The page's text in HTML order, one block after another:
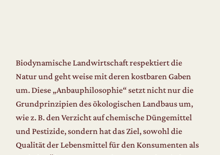
Biodynamische Landwirtschaft respektiert die
Natur und geht weise mit deren kostbaren Gaben
um. Diese „Anbauphilosophie“ setzt nicht nur die
Grundprinzipien des ökologischen Landbaus um,
wie z. B. den Verzicht auf chemische Düngemittel
und Pestizide, sondern hat das Ziel, sowohl die
Qualität der Lebensmittel für den Konsumenten als